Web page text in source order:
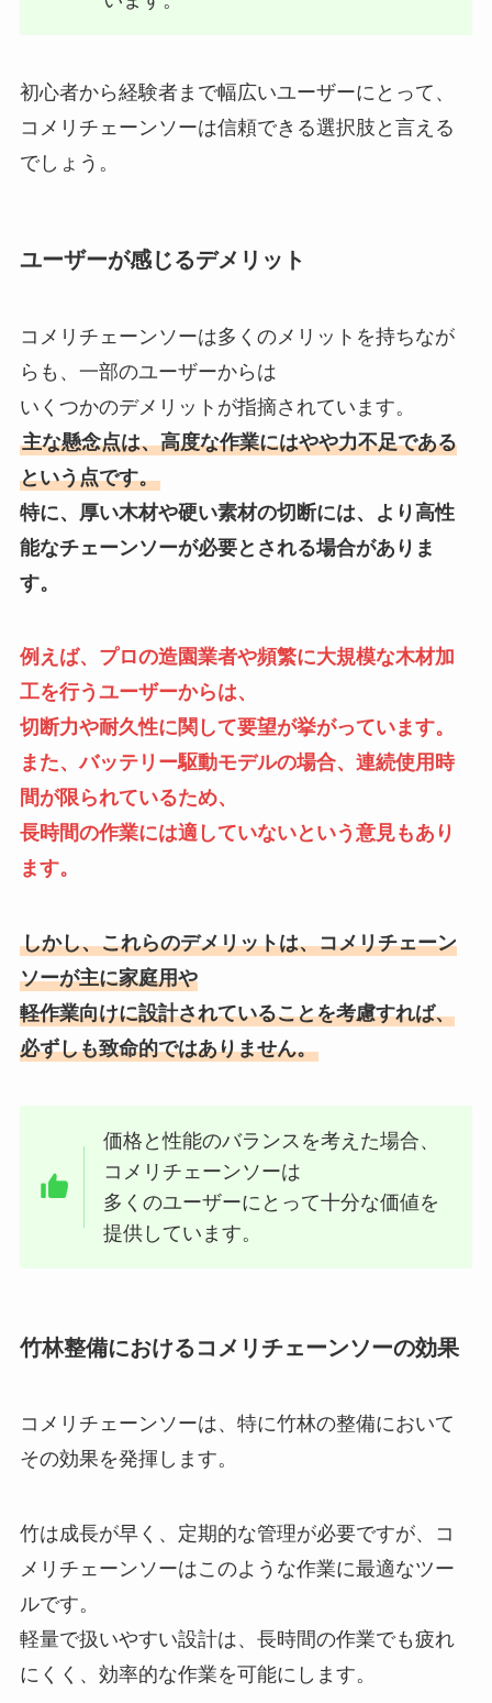
初心者から経験者まで幅広いユーザーにとって、
コメリチェーンソーは信頼できる選択肢と言える
でしょう。
ユーザーが感じるデメリット
コメリチェーンソーは多くのメリットを持ちなが
らも、一部のユーザーからは
いくつかのデメリットが指摘されています。
主な懸念点は、高度な作業にはやや力不足である
という点です。
特に、厚い木材や硬い素材の切断には、より高性
能なチェーンソーが必要とされる場合がありま
す。
例えば、プロの造園業者や頻繁に大規模な木材加
工を行うユーザーからは、
切断力や耐久性に関して要望が挙がっています。
また、バッテリー駆動モデルの場合、連続使用時
間が限られているため、
長時間の作業には適していないという意見もあり
ます。
しかし、これらのデメリットは、コメリチェーン
ソーが主に家庭用や
軽作業向けに設計されていることを考慮すれば、
必ずしも致命的ではありません。
価格と性能のバランスを考えた場合、
コメリチェーンソーは
多くのユーザーにとって十分な価値を
提供しています。
竹林整備におけるコメリチェーンソーの効果
コメリチェーンソーは、特に竹林の整備において
その効果を発揮します。
竹は成長が早く、定期的な管理が必要ですが、コ
メリチェーンソーはこのような作業に最適なツー
ルです。
軽量で扱いやすい設計は、長時間の作業でも疲れ
にくく、効率的な作業を可能にします。